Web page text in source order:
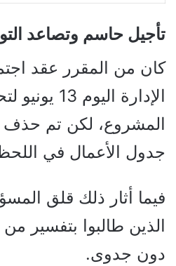
تأجيل حاسم وتصاعد
كان من المقرر عقد
الإدارة اليوم
المشروع، لكن تم حذف
جدول الأعمال في
فيما أثار ذلك قلق
الذين طالبوا بتفسير
دون جدوى.